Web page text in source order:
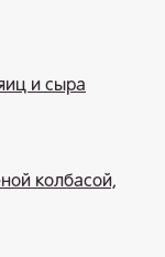
и сыра
колбасой,